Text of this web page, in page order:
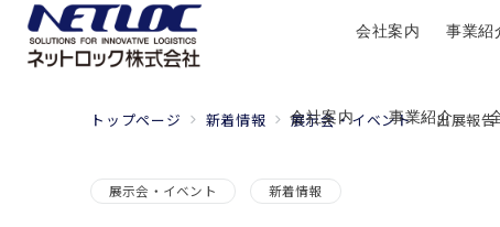
会社案内 事業紹介
会社案内 事業紹
トップページ 新着情報 展示会・イベント 出展報
展示会・イベント 新着情報